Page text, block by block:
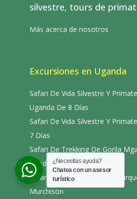
silvestre, tours de
Más acerca de nosotros
Excursiones en Uganda
Safari De Vida Silvestre Y
Uganda De 8 Días
Safari De Vida Silvestre Y
7 Días
Safari De Trekking De Gorila
Desde
Safari De Pesca De 8 Días
Murchison
¿Necesitas ayuda?
Chatea con un asesor
turístico